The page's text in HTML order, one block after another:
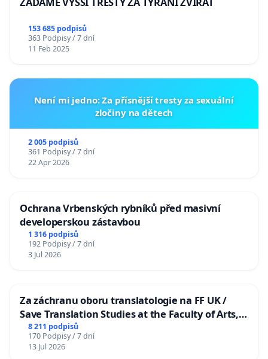
153 685 podpisů
363 Podpisy / 7 dní
11 Feb 2025
Není mi jedno: Za přísnější tresty za sexuální
zločiny na dětech
2 005 podpisů
361 Podpisy / 7 dní
22 Apr 2026
Ochrana Vrbenských rybníků před masivní
developerskou zástavbou
1 316 podpisů
192 Podpisy / 7 dní
3 Jul 2026
Za záchranu oboru translatologie na FF UK /
Save Translation Studies at the Faculty of Arts,
Charles University
8 211 podpisů
170 Podpisy / 7 dní
13 Jul 2026